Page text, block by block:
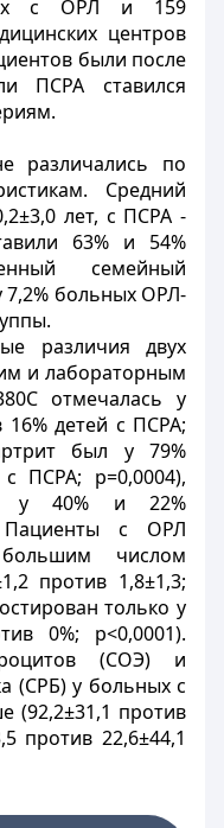
с ОРЛ и 159
центров
были после
ПСРА ставился
различались по
Средний
лет, с ПСРА -
63% и 54%
семейный
больных ОРЛ-
различия двух
и лабораторным
отмечалась у
детей с ПСРА;
был у 79%
ПСРА; р=0,0004),
- у 40% и 22%
Пациенты с ОРЛ
числом
против 1,8±1,3;
только у
0%; р<0,0001).
(СОЭ) и
(СРБ) у больных с
(92,2±31,1 против
против 22,6±44,1